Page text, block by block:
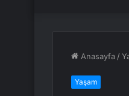
Anasayfa /
Yaşam